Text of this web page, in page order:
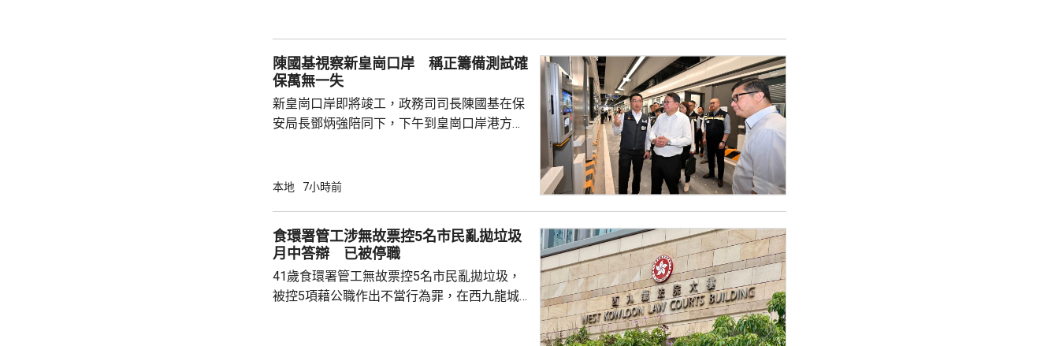
駕駛職務，派員到醫院慰問傷者，並會配合警
方調查事故原因。
陳國基視察新皇崗口岸 稱正籌備測試確
保萬無一失
新皇崗口岸即將竣工，政務司司長陳國基在保
安局長鄧炳強陪同下，下午到皇崗口岸港方口
跨部門工作小組，正籌備綜合營運測試、公共
蓋約20個類別、超過100個不同規模的演練和
測試，循序漸進提升口岸負荷，並在每次測試
後即時跟進問題，又要求小組必須以...
本地 7小時前
食環署管工涉無故票控5名市民亂拋垃圾
月中答辯 已被停職
41歲食環署管工無故票控5名市民亂拋垃圾，
被控5項藉公職作出不當行為罪，在西九龍城